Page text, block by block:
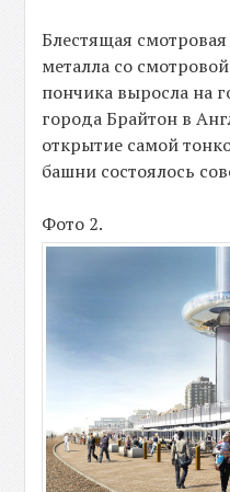
Блестящая
металла со
пончика выросла на
города Брайтон в
открытие самой
башни состоялось
Фото 2.